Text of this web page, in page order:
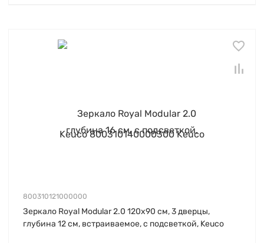
800310121000000
Зеркало Royal Modular 2.0 120х90 см, 3 дверцы,
глубина 12 см, встраиваемое, с подсветкой, Keuco